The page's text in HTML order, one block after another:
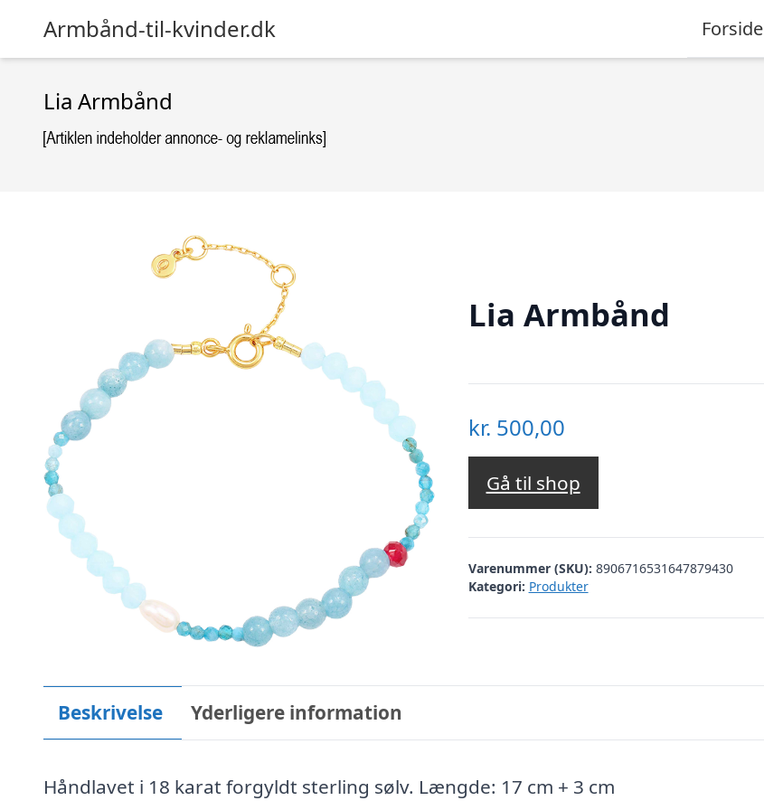
Armbånd-til-kvinder.dk Forside
Lia Armbånd
Lia Armbånd
kr. 500,00
Gå til shop
Varenummer (SKU): 8906716531647879430
Kategori: Produkter
Beskrivelse Yderligere information
Håndlavet i 18 karat forgyldt sterling sølv. Længde: 17 cm + 3 cm